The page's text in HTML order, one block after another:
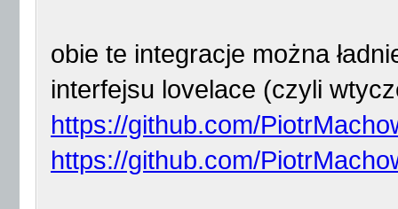
obie te integracje można
interfejsu lovelace (czyli
https://github.com/
https://github.com/